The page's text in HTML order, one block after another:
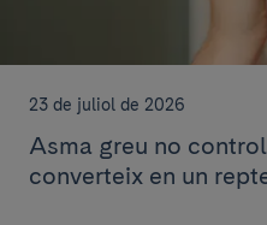
23 de juliol de 2026
Asma greu no
converteix en un